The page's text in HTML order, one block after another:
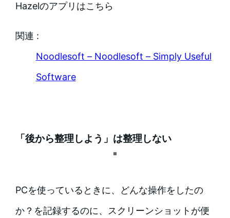
Hazelのアプリはこちら
関連 :
Noodlesoft – Noodlesoft – Simply Useful
Software
「後から整理しよう」は整理しない
PCを使っているときに、どんな操作をしたの
か？を記録するのに、スクリーンショットが便